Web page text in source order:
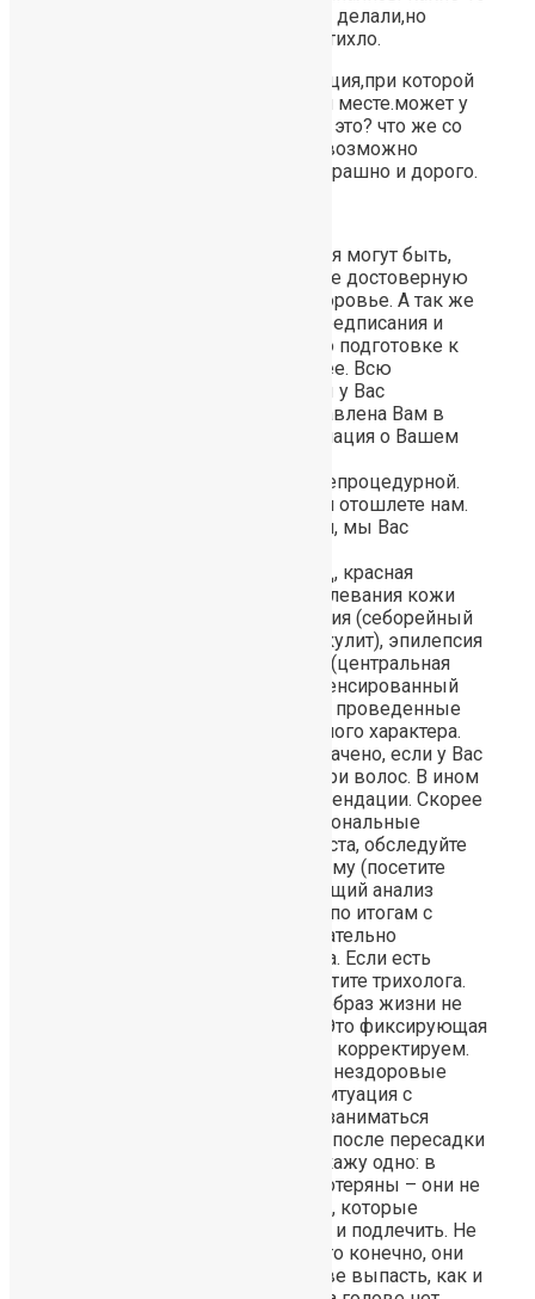
для определения причин. что-то делали,но
ничего не обнаружили. и все затихло.
Есть какая-то диффузная алопеция,при которой
очаги могут возникать в любом месте.может у
меня она? или фото исключают это? что же со
мной такое? больше ничего невозможно
сделать? пересадка все-таки страшно и дорого.
Последствия и осложнения могут быть,
если вы не предоставляете достоверную
информацию о Вашем здоровье. А так же
если Вы не соблюдаете предписания и
рекомендации Доктора по подготовке к
трансплантации и после нее. Всю
информацию, которую мы у Вас
запрашиваем, будет направлена Вам в
виде Мед.статуса (информация о Вашем
Предпроцедурной и Послепроцедурной.
Мед.статус Вы заполните и отошлете нам.
Если у нас будут уточнения, мы Вас
Среди заболеваний: СПИД, красная
волчанка, различные заболевания кожи
головы в стадии обострения (себорейный
дерматит, псориаз, фолликулит), эпилепсия
или иные нарушения ЦНС (центральная
нервная система), некомпенсированный
сахарный диабет, недавно проведенные
вмешательства оперативного характера.
Лечение может быть назначено, если у Вас
установлена причина потери волос. В ином
случае – это только рекомендации. Скорее
всего, у Вас какие-то гормональные
сдвиги. Поэтому, пожалуйста, обследуйте
Вашу гормональную систему (посетите
эндокринолога), сдайте общий анализ
крови, мочи и поговорите по итогам с
терапевтом, а так же обязательно
обследуйтесь у гинеколога. Если есть
возможность, так же посетите трихолога.
Пересадка волос на Ваш образ жизни не
влияет ни в коем случае. Это фиксирующая
процедура – что Видим, то корректируем.
Вы должны понимать, что нездоровые
волосы – ненормальная ситуация с
организмом. Захотите Вы заниматься
Вашим здоровьем до или после пересадки
– лично Ваше решение. Скажу одно: в
местах, где волосы уже потеряны – они не
вырастут никогда. Волосы, которые
остались, можно укрепить и подлечить. Не
будете их поддерживать, то конечно, они
могут так же в перспективе выпасть, как и